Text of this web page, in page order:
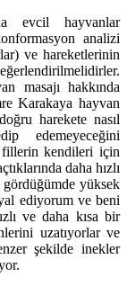
evcil hayvanlar
analizi
ve hareketlerinin
masajı hakkında
Karakaya hayvan
harekete nasıl
edemeyeceğini
kendileri için
daha hızlı
yüksek
ediyorum ve beni
ve daha kısa bir
uzatıyorlar ve
şekilde inekler